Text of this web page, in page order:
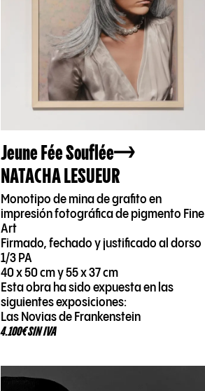
Jeune Fée Souflée
NATACHA LESUEUR
Monotipo de mina de grafito en
impresión fotográfica de pigmento Fine
Art
Firmado, fechado y justificado al dorso
1/3 PA
40 x 50 cm y 55 x 37 cm
Esta obra ha sido expuesta en las
siguientes exposiciones:
Las Novias de Frankenstein
4.100€ SIN IVA